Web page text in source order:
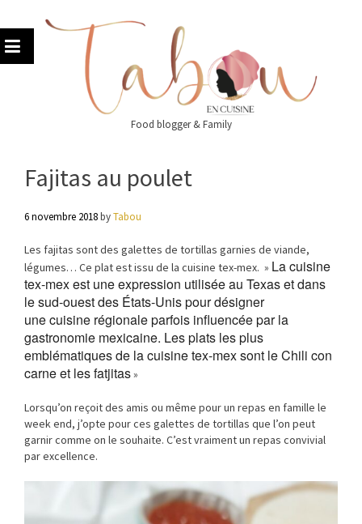
to
content
Food blogger & Family
Fajitas au poulet
6 novembre 2018byTabou
Les fajitas sont des galettes de tortillas garnies de viande,
légumes… Ce plat est issu de la cuisine tex-mex. » La cuisine
tex-mexest une expression utilisée au Texaset dans
le sud-ouest des États-Unispour désigner
une cuisine régionale parfois influencée par la
gastronomie mexicaine. Les plats les plus
emblématiques de la cuisine tex-mex sont le Chili con
carneet les fatjitas»
Lorsqu’on reçoit des amis ou même pour un repas en famille le
week end, j’opte pour ces galettes de tortillas que l’on peut
garnir comme on le souhaite. C’est vraiment un repas convivial
par excellence.